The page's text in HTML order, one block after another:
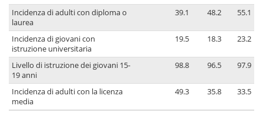
Incidenza di adulti con diploma o
laurea
39.1 48.2 55.1
Incidenza di giovani con
istruzione universitaria
19.5 18.3 23.2
Livello di istruzione dei giovani 15-
19 anni
98.8 96.5 97.9
Incidenza di adulti con la licenza
media
49.3 35.8 33.5